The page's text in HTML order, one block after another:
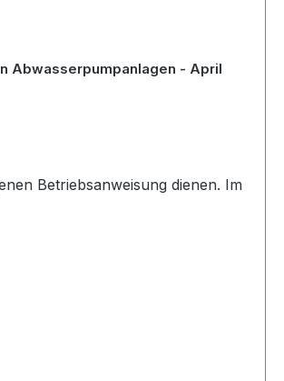
Abwasserpumpanlagen - April
Betriebsanweisung dienen. Im